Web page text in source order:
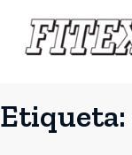
Etiqueta: